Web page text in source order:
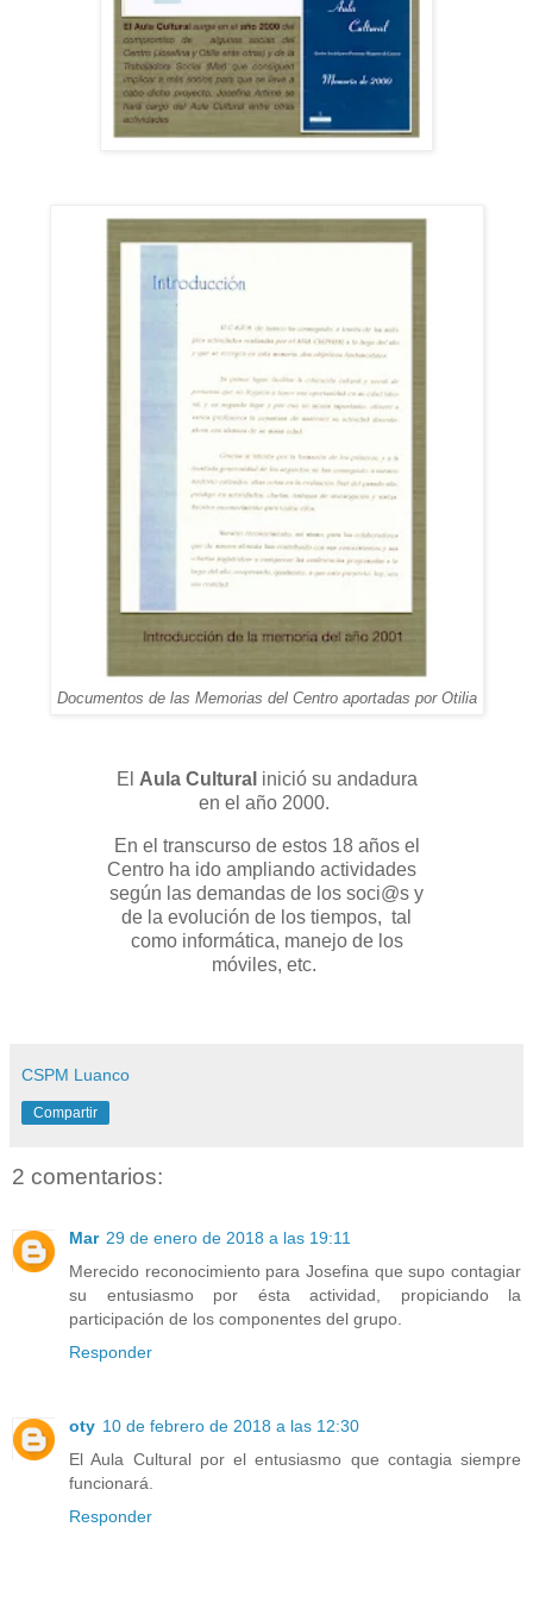
Documentos de las Memorias del Centro aportadas por Otilia
El Aula Cultural inició su andadura
en el año 2000.
En el transcurso de estos 18 años el
Centro ha ido ampliando actividades
según las demandas de los soci@s y
de la evolución de los tiempos, tal
como informática, manejo de los
móviles, etc.
CSPM Luanco
Compartir
2 comentarios:
Mar 29 de enero de 2018 a las 19:11
Merecido reconocimiento para Josefina que supo contagiar
su entusiasmo por ésta actividad, propiciando la
participación de los componentes del grupo.
Responder
oty 10 de febrero de 2018 a las 12:30
El Aula Cultural por el entusiasmo que contagia siempre
funcionará.
Responder